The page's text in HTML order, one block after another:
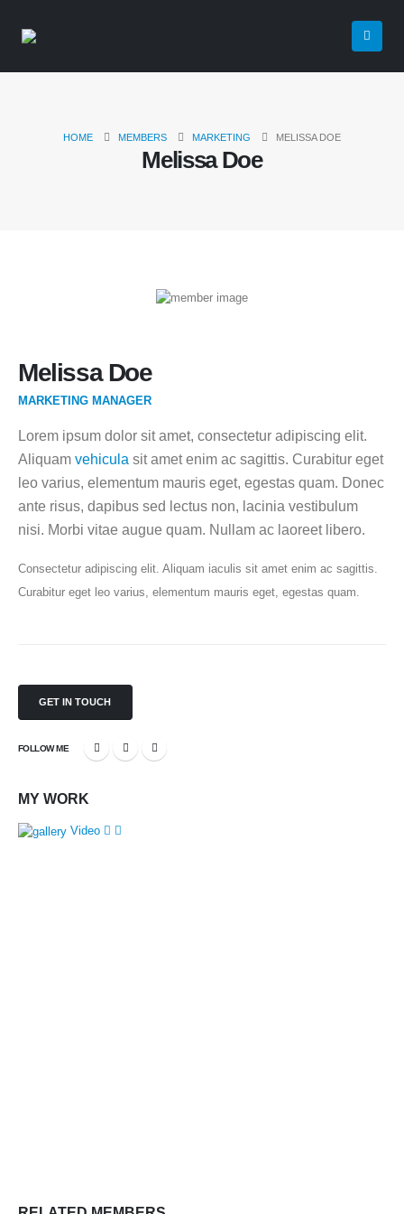
HOME MEMBERS MARKETING MELISSA DOE
Melissa Doe
Melissa Doe
MARKETING MANAGER
Lorem ipsum dolor sit amet, consectetur adipiscing elit.
Aliquam vehicula sit amet enim ac sagittis. Curabitur eget
leo varius, elementum mauris eget, egestas quam. Donec
ante risus, dapibus sed lectus non, lacinia vestibulum
nisi. Morbi vitae augue quam. Nullam ac laoreet libero.
Consectetur adipiscing elit. Aliquam iaculis sit amet enim ac sagittis.
Curabitur eget leo varius, elementum mauris eget, egestas quam.
GET IN TOUCH
FOLLOW ME
MY WORK
Video